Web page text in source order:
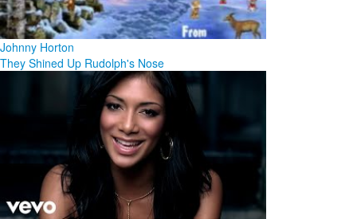
Johnny Horton
They Shined Up Rudolph's Nose